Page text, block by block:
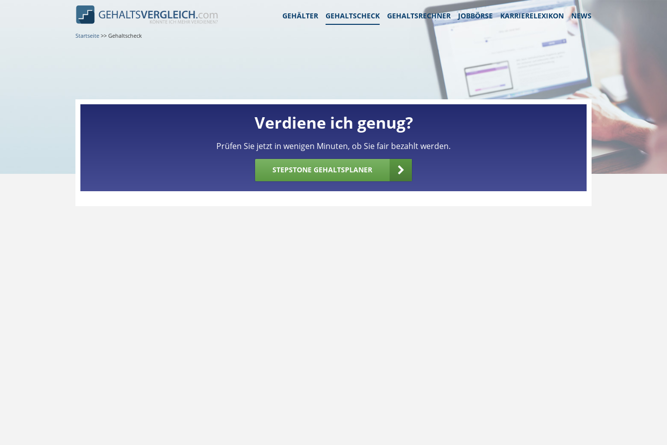
GEHÄLTER GEHALTSCHECK GEHALTSRECHNER JOBBÖRSE KARRIERELEXIKON NEWS
Startseite >> Gehaltscheck
Verdiene ich genug?
Prüfen Sie jetzt in wenigen Minuten, ob Sie fair bezahlt werden.
STEPSTONE GEHALTSPLANER